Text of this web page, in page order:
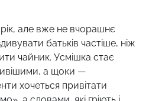
рік, але вже не вчорашнє
батьків частіше, ніж
чайник. Усмішка стає
а щоки —
хочеться привітати